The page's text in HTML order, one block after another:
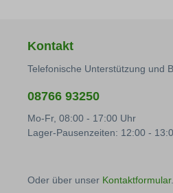
Kontakt
Telefonische Unterstützung und
08766 93250
Mo-Fr, 08:00 - 17:00 Uhr
Lager-Pausenzeiten: 12:00 -
Oder über unser Kontaktformular.